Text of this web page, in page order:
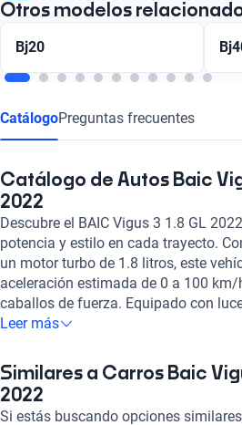
Otros modelos
Bj20
CatálogoPreguntas frecuentes
Catálogo de Autos Baic
2022
Descubre el BAIC Vigus 3 1.8 GL
potencia y estilo en cada trayecto.
un motor turbo de 1.8 litros, este
aceleración estimada de 0 a 100
caballos de fuerza. Equipado con
vidrios eléctricos, aire acondicionado
conectividad en cada viaje. Con
ABS, garantiza seguridad en todo
y moderno, junto con su
Leer más
Similares a Carros Baic
2022
Si estás buscando opciones